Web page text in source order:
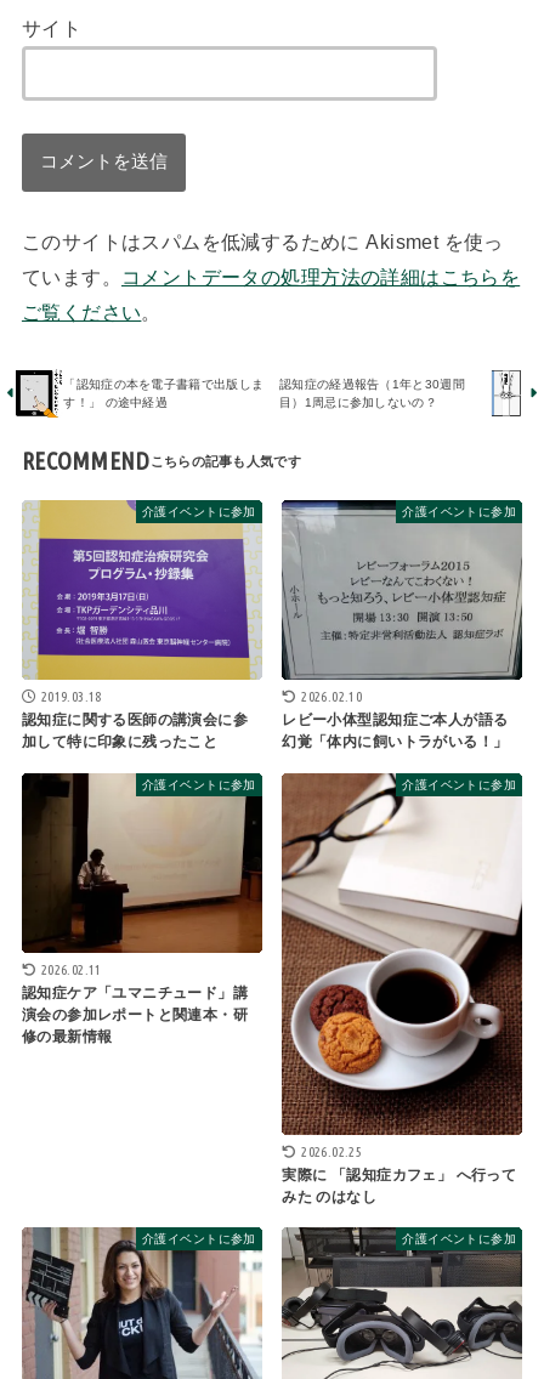
サイト
このサイトはスパムを低減するために Akismet を使っ
ています。
コメントデータの処理方法の詳細はこちらを
ご覧ください
「認知症の本を電子書籍で出版しま
す！」 の途中経過
認知症の経過報告（1年と30週間
目）1周忌に参加しないの？
RECOMMEND
介護イベントに参加
2019.03.18
認知症に関する医師の講演会に参
加して特に印象に残ったこと
介護イベントに参加
2026.02.10
レビー小体型認知症ご本人が語る
幻覚「体内に飼いトラがいる！」
介護イベントに参加
2026.02.11
認知症ケア「ユマニチュード」講
演会の参加レポートと関連本・研
修の最新情報
介護イベントに参加
2026.02.25
実際に 「認知症カフェ」 へ行って
みた のはなし
介護イベントに参加 介護イベントに参加